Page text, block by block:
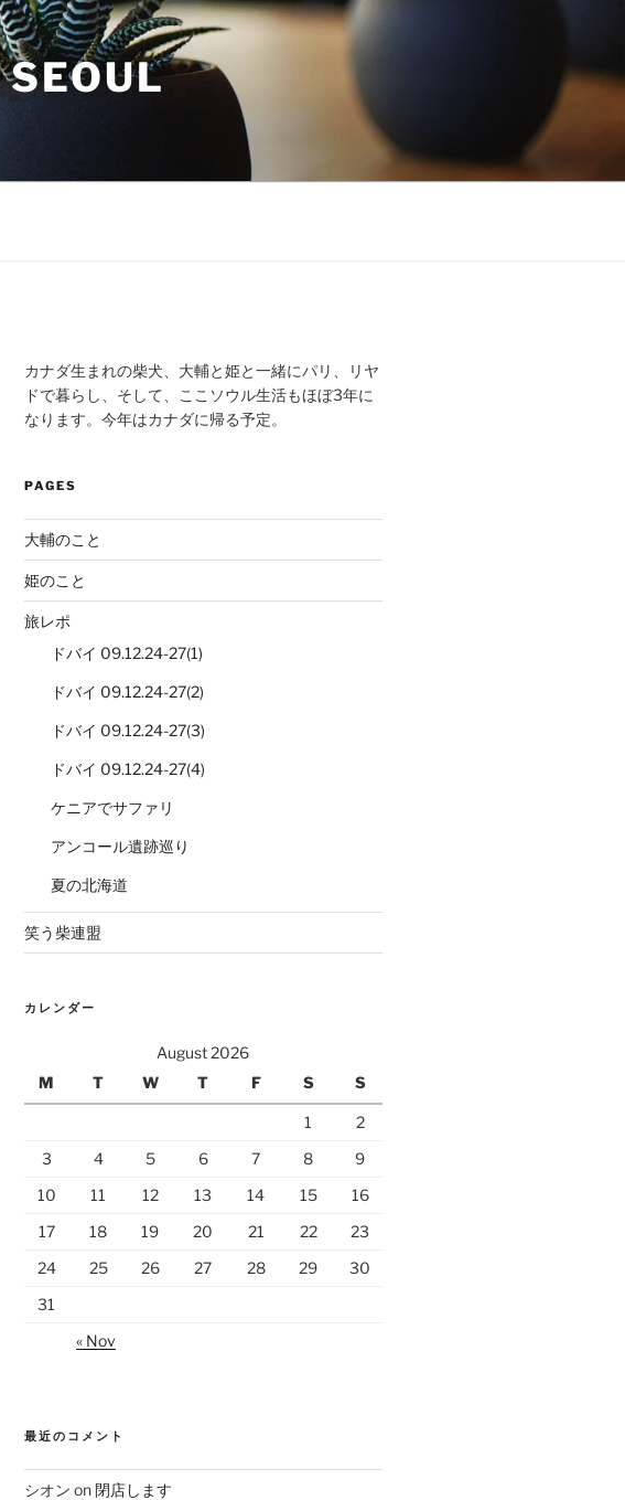
カナダ生まれの柴犬、大輔と姫と一緒にパリ、リヤ
ドで暮らし、そして、ここソウル生活もほぼ3年に
なります。今年はカナダに帰る予定。
PAGES
大輔のこと
姫のこと
旅レポ
ドバイ 09.12.24-27(1)
ドバイ 09.12.24-27(2)
ドバイ 09.12.24-27(3)
ドバイ 09.12.24-27(4)
ケニアでサファリ
アンコール遺跡巡り
夏の北海道
笑う柴連盟
カレンダー
August 2026
M
T W T F S S
1
2
3
4 5 6 7 8
9
10
11 12 13 14 15
16
17
18 19 20 21 22
23
24
25 26 27 28 29
30
31
« Nov
最近のコメント
シオン on閉店します